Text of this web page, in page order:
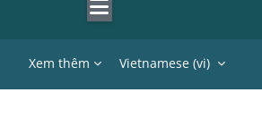
Xem thêm Vietnamese ‎(vi)‎